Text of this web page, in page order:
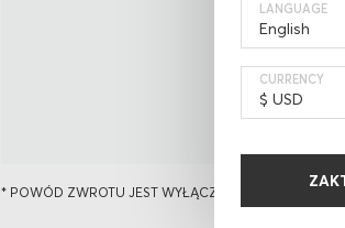
LANGUAGE
CURRENCY
* POWÓD ZWROTU JEST WYŁĄCZNIE DO CELÓW